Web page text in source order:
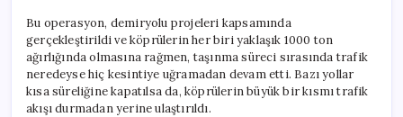
Bu operasyon, demiryolu projeleri kapsamında
gerçekleştirildi ve köprülerin her biri yaklaşık 1000 ton
ağırlığında olmasına rağmen, taşınma süreci sırasında trafik
neredeyse hiç kesintiye uğramadan devam etti. Bazı yollar
kısa süreliğine kapatılsa da, köprülerin büyük bir kısmı trafik
akışı durmadan yerine ulaştırıldı.